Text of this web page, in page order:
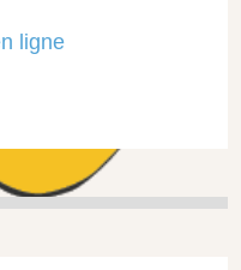
ligne